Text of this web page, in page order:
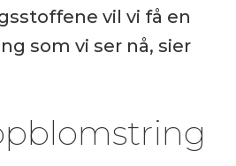
vil vi få en
som vi ser nå, sier